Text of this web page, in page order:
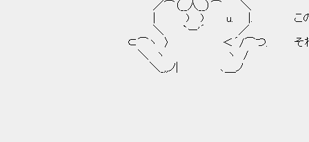
／⌒（__人__）⌒ ＼
| ) ) u. |. この騒動で丸一日
＼ `ー'´ ／
⊂⌒ヽ 〉 ＜´/⌒つ. それで討論会を一
＼ ヽ ヽ /
＼_,,ノ| ､＿ノ